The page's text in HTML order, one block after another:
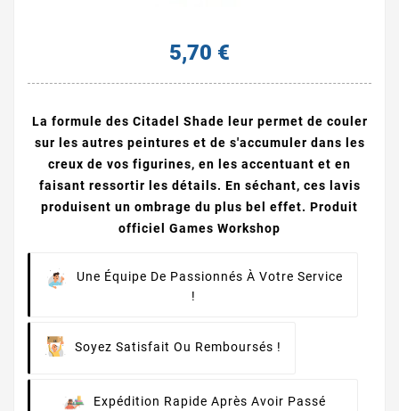
5,70 €
La formule des Citadel Shade leur permet de couler
sur les autres peintures et de s'accumuler dans les
creux de vos figurines, en les accentuant et en
faisant ressortir les détails. En séchant, ces lavis
produisent un ombrage du plus bel effet. Produit
officiel Games Workshop
Une Équipe De Passionnés À Votre Service
!
Soyez Satisfait Ou Remboursés !
Expédition Rapide Après Avoir Passé